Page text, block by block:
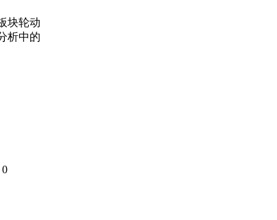
块轮动
析中的
0